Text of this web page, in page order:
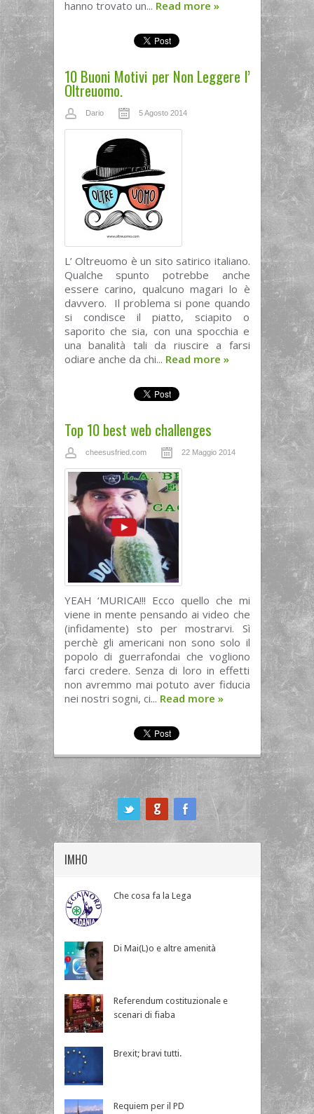
hanno trovato un... Read more »
10 Buoni Motivi per Non Leggere l’
Oltreuomo.
Dario 5 Agosto 2014
L’ Oltreuomo è un sito satirico italiano.
Qualche spunto potrebbe anche
essere carino, qualcuno magari lo è
davvero. Il problema si pone quando
si condisce il piatto, sciapito o
saporito che sia, con una spocchia e
una banalità tali da riuscire a farsi
odiare anche da chi... Read more »
Top 10 best web challenges
cheesusfried.com 22 Maggio 2014
YEAH ‘MURICA!!! Ecco quello che mi
viene in mente pensando ai video che
(infidamente) sto per mostrarvi. Sì
perchè gli americani non sono solo il
popolo di guerrafondai che vogliono
farci credere. Senza di loro in effetti
non avremmo mai potuto aver fiducia
nei nostri sogni, ci... Read more »
IMHO
Che cosa fa la Lega
Di Mai(L)o e altre amenità
Referendum costituzionale e
scenari di fiaba
Brexit; bravi tutti.
Requiem per il PD